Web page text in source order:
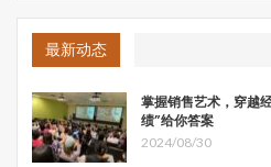
力，联邦可以取消他们的相关立
年前联邦政府就提出了保护计划
有得到很好的贯彻。今年，联邦
诗省不按联邦要求落实，联邦政
最新动态
掌握销售艺术，穿越
绩”给你答案
2024/08/30